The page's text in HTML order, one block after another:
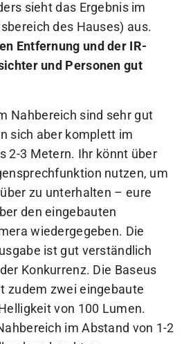
sieht das Ergebnis im
des Hauses) aus.
Entfernung und der IR-
und Personen gut
Nahbereich sind sehr gut
sich aber komplett im
2-3 Metern. Ihr könnt über
nutzen, um
zu unterhalten – eure
den eingebauten
wiedergegeben. Die
ist gut verständlich
Konkurrenz. Die Baseus
zudem zwei eingebaute
von 100 Lumen.
im Abstand von 1-2